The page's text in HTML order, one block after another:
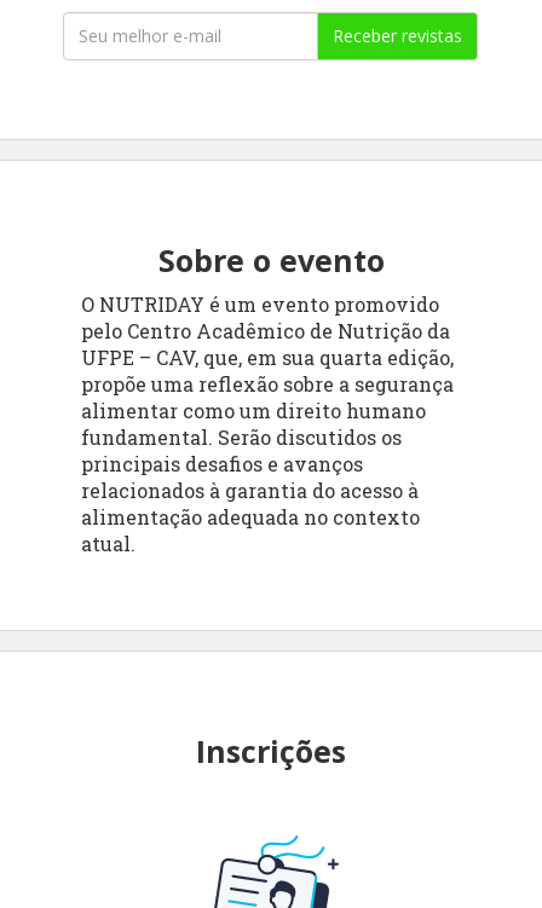
Receber revistas
Sobre o evento
O NUTRIDAY é um evento promovido
pelo Centro Acadêmico de Nutrição da
UFPE – CAV, que, em sua quarta edição,
propõe uma reflexão sobre a segurança
alimentar como um direito humano
fundamental. Serão discutidos os
principais desafios e avanços
relacionados à garantia do acesso à
alimentação adequada no contexto
atual.
Inscrições